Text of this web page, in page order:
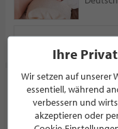
PROFIL
Ästhetik
Ihre
Wir setzen auf unserer
essentiell, während
verbessern und
akzeptieren oder